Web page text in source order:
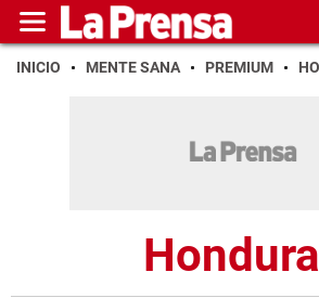
INICIO MENTE SANA PREMIUM